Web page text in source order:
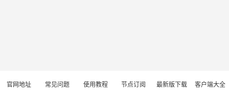
官网地址 常见问题 使用教程 节点订阅 最新版下载 客户端大全